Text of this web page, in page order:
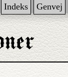
Indeks Genvej